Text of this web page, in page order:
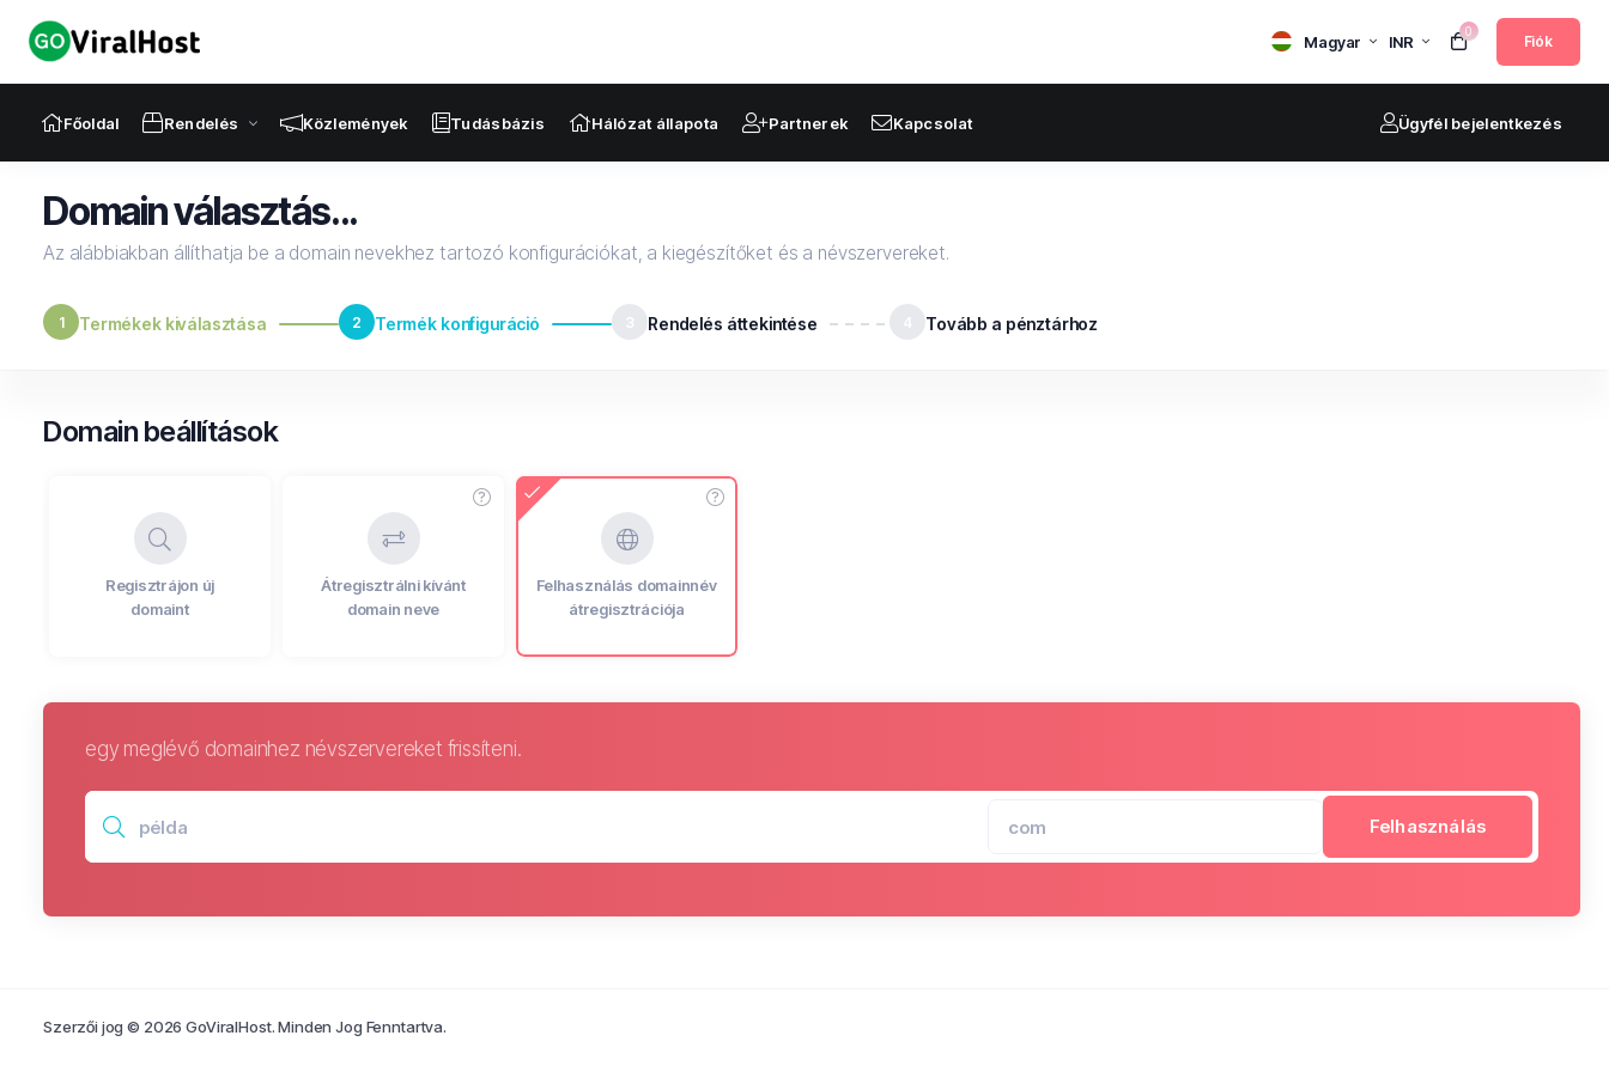
Magyar INR
0
Fiók
Főoldal Rendelés Közlemények Tudásbázis Hálózat állapota Partnerek Kapcsolat Ügyfél bejelentkezés
Domain választás...
Az alábbiakban állíthatja be a domain nevekhez tartozó konfigurációkat, a kiegészítőket és a névszervereket.
1 Termékek kiválasztása 2 Termék konfiguráció 3 Rendelés áttekintése 4 Tovább a pénztárhoz
Domain beállítások
Regisztrájon új
domaint
Átregisztrálni kívánt
domain neve
Felhasználás domainnév
átregisztrációja
egy meglévő domainhez névszervereket frissíteni.
Felhasználás
Szerzői jog © 2026 GoViralHost. Minden Jog Fenntartva.